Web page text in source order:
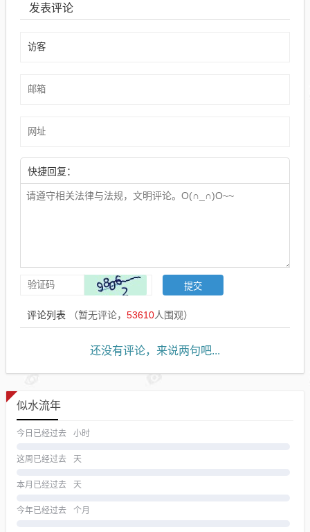
发表评论
快捷回复：
评论列表 （暂无评论， 53610人围观）
还没有评论，来说两句吧...
似水流年
今日已经过去 小时
这周已经过去 天
本月已经过去 天
今年已经过去 个月